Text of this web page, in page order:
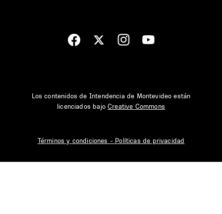
Los contenidos de Intendencia de Montevideo están
licenciados bajoCreative Commons
Términos y condiciones - Políticas de privacidad